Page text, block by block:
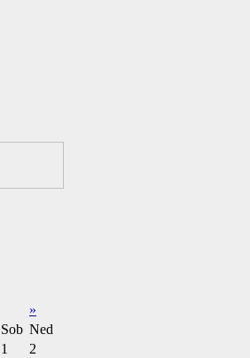
»
Sob Ned
1
2